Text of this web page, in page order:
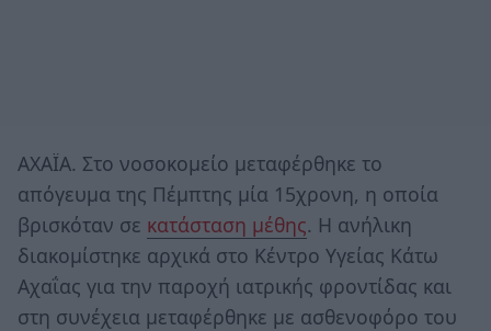
ΑΧΑΪΑ. Στο νοσοκομείο μεταφέρθηκε το
απόγευμα της Πέμπτης μία 15χρονη, η οποία
βρισκόταν σε κατάσταση μέθης. Η ανήλικη
διακομίστηκε αρχικά στο Κέντρο Υγείας Κάτω
Αχαΐας για την παροχή ιατρικής φροντίδας και
στη συνέχεια μεταφέρθηκε με ασθενοφόρο του